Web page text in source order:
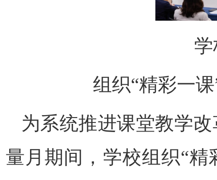
组织“精彩一
为系统推进课堂教学
量月期间，学校组织“